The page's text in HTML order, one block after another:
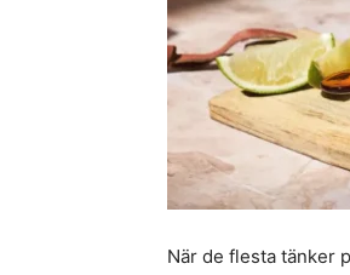
När de flesta tänker